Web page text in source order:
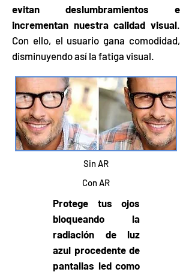
evitan deslumbramientos e
incrementan nuestra calidad visual.
Con ello, el usuario gana comodidad,
disminuyendo así la fatiga visual.
Sin AR
Con AR
Protege tus ojos
bloqueando la
radiación de luz
azul procedente de
pantallas led como